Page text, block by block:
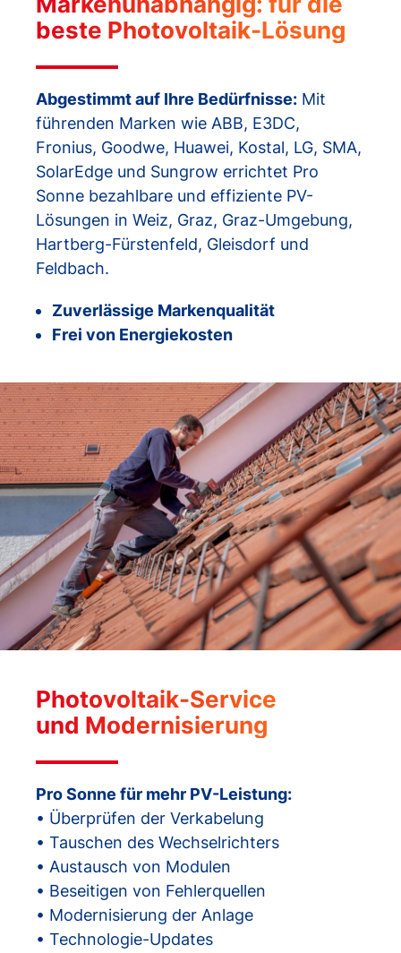
beste Photovoltaik-Lösung
Abgestimmt auf Ihre Bedürfnisse: Mit
führenden Marken wie ABB, E3DC,
Fronius, Goodwe, Huawei, Kostal, LG, SMA,
SolarEdge und Sungrow errichtet Pro
Sonne bezahlbare und effiziente PV-
Lösungen in Weiz, Graz, Graz-Umgebung,
Hartberg-Fürstenfeld, Gleisdorf und
Feldbach.
Zuverlässige Markenqualität
Frei von Energiekosten
Photovoltaik-Service
und Modernisierung
Pro Sonne für mehr PV-Leistung:
• Überprüfen der Verkabelung
• Tauschen des Wechselrichters
• Austausch von Modulen
• Beseitigen von Fehlerquellen
• Modernisierung der Anlage
• Technologie-Updates